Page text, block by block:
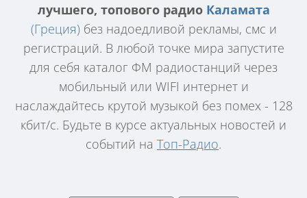
лучшего, топового радио Каламата
(Греция)без надоедливой рекламы, смс и
регистраций. В любой точке мира запустите
для себя каталог ФМ радиостанций через
мобильный или WIFI интернет и
наслаждайтесь крутой музыкой без помех - 128
кбит/с. Будьте в курсе актуальных новостей и
событий на Топ-Радио.